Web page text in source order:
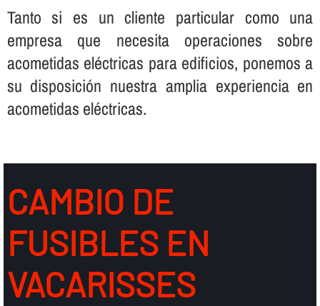
Tanto si es un cliente particular como una
empresa que necesita operaciones sobre
acometidas eléctricas para edificios, ponemos a
su disposición nuestra amplia experiencia en
acometidas eléctricas.
CAMBIO DE
FUSIBLES EN
VACARISSES